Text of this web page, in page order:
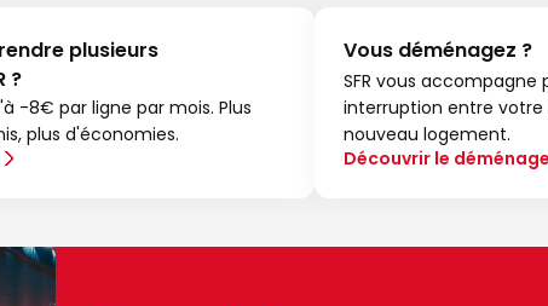
plusieurs
?
-8€ par ligne par mois. Plus
plus d'économies.
Vous déménagez ?
SFR vous
interruption entre
nouveau logement.
Découvrir le